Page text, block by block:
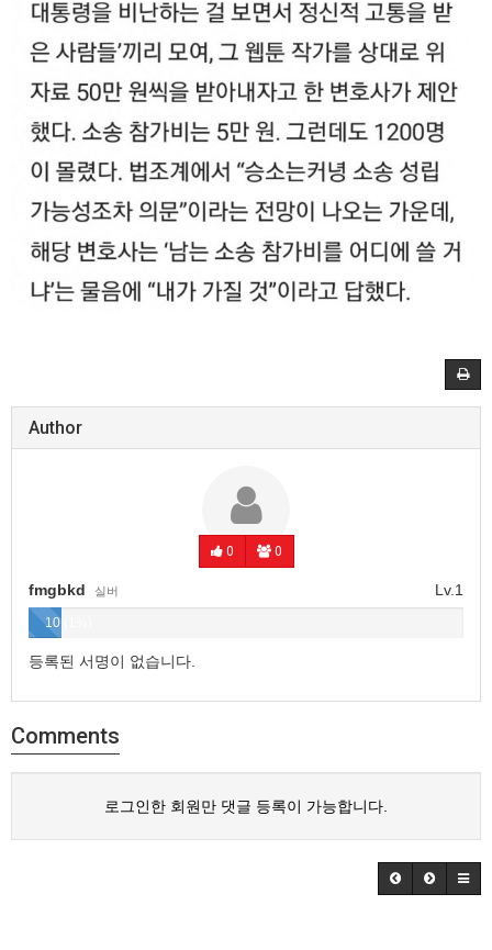
Author
0 0
Lv.1
fmgbkd 실버
10 (1%)
등록된 서명이 없습니다.
Comments
로그인한 회원만 댓글 등록이 가능합니다.